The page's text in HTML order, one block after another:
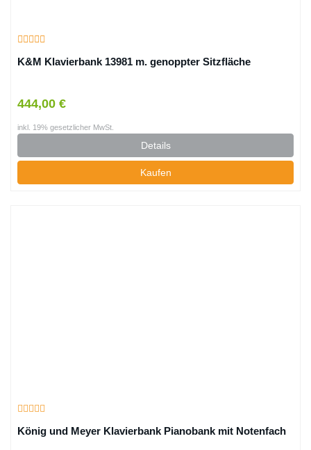
K&M Klavierbank 13981 m. genoppter Sitzfläche
444,00 €
inkl. 19% gesetzlicher MwSt.
Details
Kaufen
König und Meyer Klavierbank Pianobank mit Notenfach